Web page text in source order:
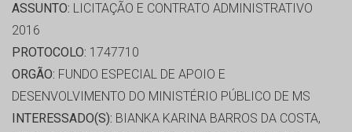
ASSUNTO: LICITAÇÃO E CONTRATO ADMINISTRATIVO
2016
PROTOCOLO: 1747710
ORGÃO: FUNDO ESPECIAL DE APOIO E
DESENVOLVIMENTO DO MINISTÉRIO PÚBLICO DE MS
INTERESSADO(S): BIANKA KARINA BARROS DA COSTA,